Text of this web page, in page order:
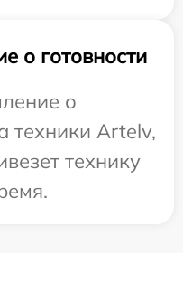
о готовности
о
техники Artelv,
технику